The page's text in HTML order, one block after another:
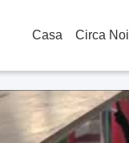
Casa Circa Noi